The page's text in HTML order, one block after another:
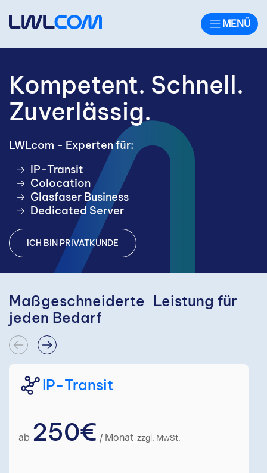
Kopfbereich MENÜ
Kompetent. Schnell.
Zuverlässig.
LWLcom - Experten für:
IP-Transit​
Colocation​
Glasfaser Business
Dedicated Server​
ICH BIN PRIVATKUNDE
Maßgeschneiderte Leistung für
jeden Bedarf
IP-Transit
ab 250€ / Monat zzgl. MwSt.